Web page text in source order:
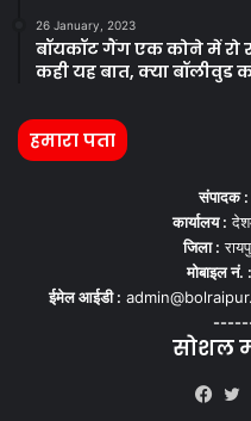
26 January, 2023
बॉयकॉट गैंग एक कोने में रो
कही यह बात, क्या बॉलीवुड
हमारा पता
संपादक :
कार्यालय :
जिला :
मोबाइल नं. :
ईमेल आईडी :
सोशल